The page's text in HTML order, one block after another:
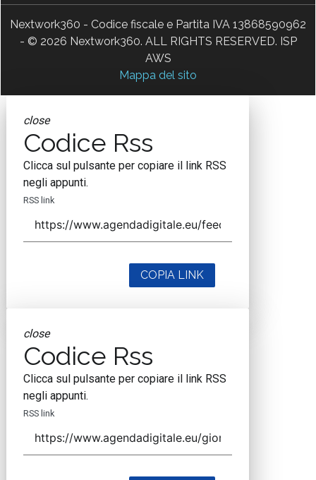
Nextwork360 - Codice fiscale e Partita IVA 13868590962
- © 2026 Nextwork360. ALL RIGHTS RESERVED. ISP
AWS
Mappa del sito
close
Codice Rss
Clicca sul pulsante per copiare il link RSS
negli appunti.
RSS link
COPIA LINK
close
Codice Rss
Clicca sul pulsante per copiare il link RSS
negli appunti.
RSS link